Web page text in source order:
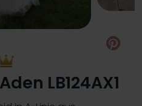
LB124AX1